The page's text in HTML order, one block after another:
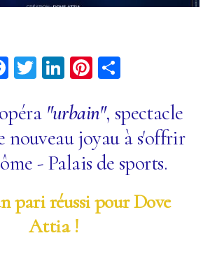
Facebook
Twitter
LinkedIn
Pinterest
"urbain", spectacle
nouveau joyau à s'offrir
- Palais de sports.
pari réussi pour Dove
Attia !